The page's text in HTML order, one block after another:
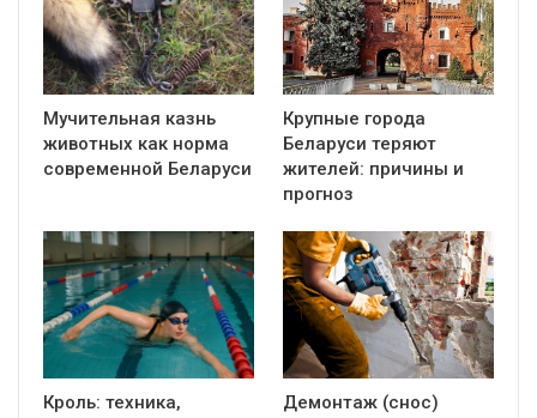
Мучительная казнь
животных как норма
современной Беларуси
Крупные города
Беларуси теряют
жителей: причины и
прогноз
Кроль: техника,
Демонтаж (снос)